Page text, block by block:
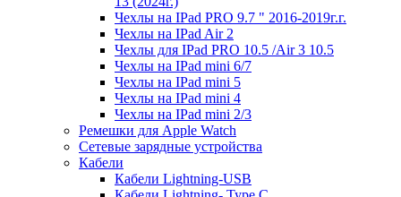
Чехлы на IPad PRO 9.7 " 2016-2019г.г.
Чехлы на IPad Air 2
Чехлы для IPad PRO 10.5 /Air 3 10.5
Чехлы на IPad mini 6/7
Чехлы на IPad mini 5
Чехлы на IPad mini 4
Чехлы на IPad mini 2/3
Ремешки для Apple Watch
Сетевые зарядные устройства
Кабели
Кабели Lightning-USB